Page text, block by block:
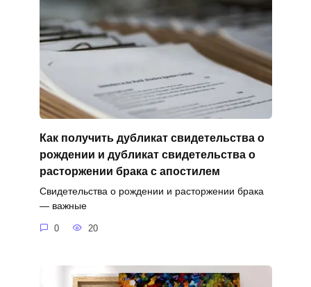
Как получить дубликат свидетельства о
рождении и дубликат свидетельства о
расторжении брака с апостилем
Свидетельства о рождении и расторжении брака
— важные
0 20